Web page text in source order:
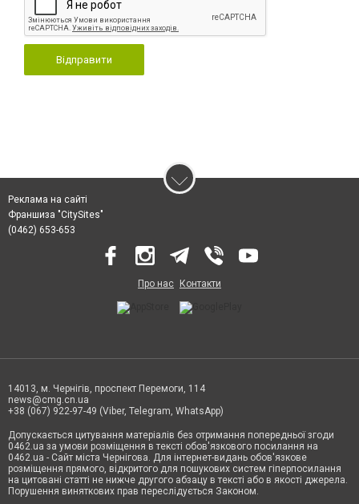
Відправити
Реклама на сайті
Франшиза "CitySites"
(0462) 653-653
Про нас Контакти
14013, м. Чернігів, проспект Перемоги, 114
news@cmg.cn.ua
+38 (067) 922-97-49 (Viber, Telegram, WhatsApp)
Допускається цитування матеріалів без отримання попередньої згоди
0462.ua за умови розміщення в тексті обов'язкового посилання на
0462.ua - Сайт міста Чернігова. Для інтернет-видань обов'язкове
розміщення прямого, відкритого для пошукових систем гіперпосилання
на цитовані статті не нижче другого абзацу в тексті або в якості джерела.
Порушення виняткових прав переслідується Законом.